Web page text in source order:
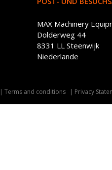
MAX Machinery
Dolderweg 44
8331 LL Steenwijk
Niederlande
Terms and conditions Privacy